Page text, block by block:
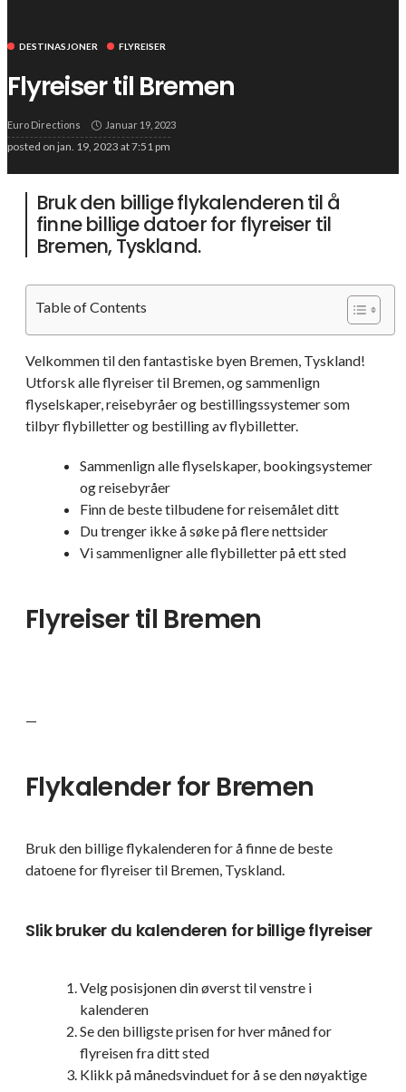
DESTINASJONER FLYREISER
Flyreiser til Bremen
Euro Directions Januar 19, 2023
posted on jan. 19, 2023 at 7:51 pm
Bruk den billige flykalenderen til å
finne billige datoer for flyreiser til
Bremen, Tyskland.
Table of Contents
Velkommen til den fantastiske byen Bremen, Tyskland!
Utforsk alle flyreiser til Bremen, og sammenlign
flyselskaper, reisebyråer og bestillingssystemer som
tilbyr flybilletter og bestilling av flybilletter.
Sammenlign alle flyselskaper, bookingsystemer
og reisebyråer
Finn de beste tilbudene for reisemålet ditt
Du trenger ikke å søke på flere nettsider
Vi sammenligner alle flybilletter på ett sted
Flyreiser til Bremen
—
Flykalender for Bremen
Bruk den billige flykalenderen for å finne de beste
datoene for flyreiser til Bremen, Tyskland.
Slik bruker du kalenderen for billige flyreiser
Velg posisjonen din øverst til venstre i
kalenderen
Se den billigste prisen for hver måned for
flyreisen fra ditt sted
Klikk på månedsvinduet for å se den nøyaktige